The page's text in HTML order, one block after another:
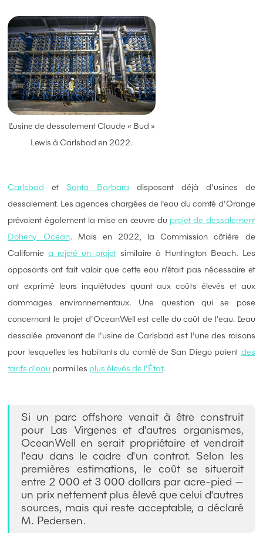
L'usine de dessalement Claude « Bud »
Lewis à Carlsbad en 2022.
Carlsbad etSanta Barbara disposent déjà d'usines de
dessalement. Les agences chargées de l'eau du comté d'Orange
prévoient également la mise en œuvre du projet de dessalement
Doheny Ocean. Mais en 2022, la Commission côtière de
Californiea rejeté un projet similaire à Huntington Beach. Les
opposants ont fait valoir que cette eau n'était pas nécessaire et
ont exprimé leurs inquiétudes quant aux coûts élevés et aux
dommages environnementaux. Une question qui se pose
concernant le projet d'OceanWell est celle du coût de l'eau. L'eau
dessalée provenant de l'usine de Carlsbad est l'une des raisons
pour lesquelles les habitants du comté de San Diego paient des
tarifs d'eau parmi les plus élevés de l'État.
Si un parc offshore venait à être construit
pour Las Virgenes et d'autres organismes,
OceanWell en serait propriétaire et vendrait
l'eau dans le cadre d'un contrat. Selon les
premières estimations, le coût se situerait
entre 2 000 et 3 000 dollars par acre-pied —
un prix nettement plus élevé que celui d'autres
sources, mais qui reste acceptable, a déclaré
M. Pedersen.